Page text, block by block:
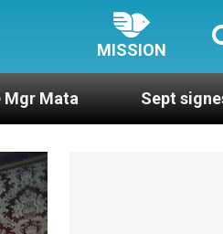
MISSION
Sept signes pour repérer